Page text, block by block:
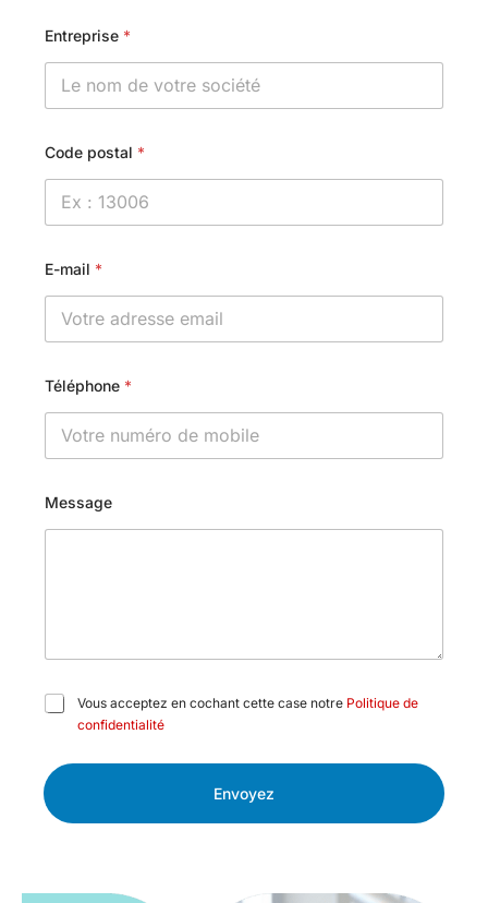
Entreprise *
Code postal *
E-mail *
Téléphone *
Message
C
s
à
Vous acceptez en cochant cette case notre Politique de
confidentialité
Envoyez